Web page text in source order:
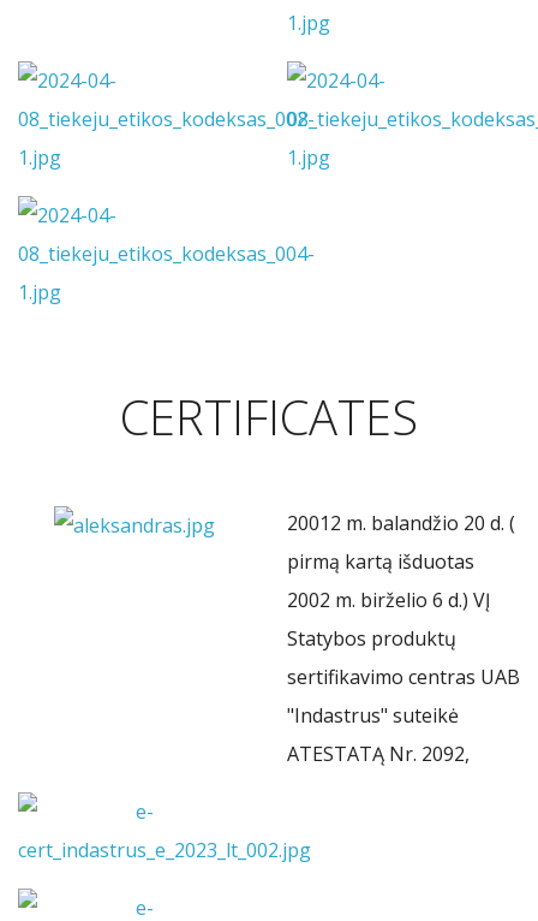
CERTIFICATES
20012 m. balandžio 20 d. (
pirmą kartą išduotas
2002 m. birželio 6 d.) VĮ
Statybos produktų
sertifikavimo centras UAB
"Indastrus" suteikė
ATESTATĄ Nr. 2092,